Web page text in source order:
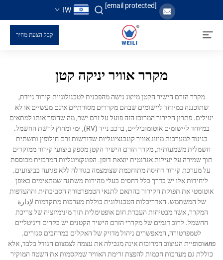
[email protected]
IW
קבל הצעת מחיר
מקרר אוויר יניקה קטן
מקרר הזרם הישיר הקטן מייצג גישה מהפכנית לטכנולוגיית קירור ניידת,
שתוכננה במיוחד ליישומים שבהם מקררים מסורתיים אינם מעשיים או לא
יעילים. פתרון הקירור המרוכז הזה פועל על זרם ישר, מה שהופך אותו למתאים
במיוחד ליישומים אוטומוביליים, ברכב נייד (RV), ימי ומחוץ לרשת החשמל.
בניגוד למערכות מיזוג אוויר קונבנציונליות שדורשות זרם חילופין ותשתית
חשמלית משמעותית, מקרר הזרם הישיר הקטן מספק ביצועי קירור ממוקדים
תוך שמירה על יעילות אנרגטית יוצאת דופן. הפונקציונליות המרכזית מבוססת
על מערכת קירור דחיסה מתוחכמת שצומצמה בגודלה ללא פגיעה בביצועים.
ליחידות אלו יש בדרך כלל דחסים בעלי מהירות משתנה שמתאימים באופן
אוטומטי את תפוקת הקירור בהתאם לתנאי הטמפרטורה הסביבתית וההעדפות
של המשתמש. האדריכלות הטכנולוגית כוללת מערכות מתקדמות لإدارة
המקרר, אשר מבטיחות העברת חום אופטימלית תוך מינימיזציה של צריכת
החשמל. לרוב דגמים של מקררי הזרם הישיר הקטנים יש בקרים דיגיטליים
לטמפרטורה, המאפשרים ניהול מדויק של האקלים במרחבים סגורים.
פилוסופיית העיצוב המרוכזת אינה מגבילה את עצמה לצמצום הגודל בלבד, אלא
כוללת גם מערכות חכמות להפצת זרימת האוויר שמקסמות את השטח המוקיר